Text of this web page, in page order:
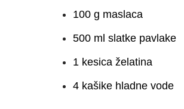
100 g maslaca
500 ml slatke pavlake
1 kesica želatina
4 kašike hladne vode